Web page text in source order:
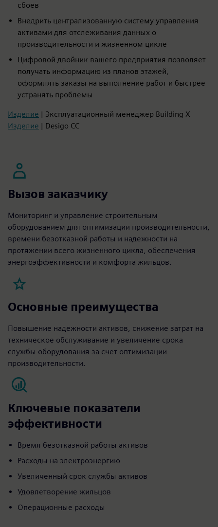
сбоев
Внедрить централизованную систему управления
активами для отслеживания данных о
производительности и жизненном цикле
Цифровой двойник вашего предприятия позволяет
получать информацию из планов этажей,
оформлять заказы на выполнение работ и быстрее
устранять проблемы
Изделие | Эксплуатационный менеджер Building X
Изделие | Desigo CC
Вызов заказчику
Мониторинг и управление строительным
оборудованием для оптимизации производительности,
времени безотказной работы и надежности на
протяжении всего жизненного цикла, обеспечения
энергоэффективности и комфорта жильцов.
Основные преимущества
Повышение надежности активов, снижение затрат на
техническое обслуживание и увеличение срока
службы оборудования за счет оптимизации
производительности.
Ключевые показатели
эффективности
Время безотказной работы активов
Расходы на электроэнергию
Увеличенный срок службы активов
Удовлетворение жильцов
Операционные расходы